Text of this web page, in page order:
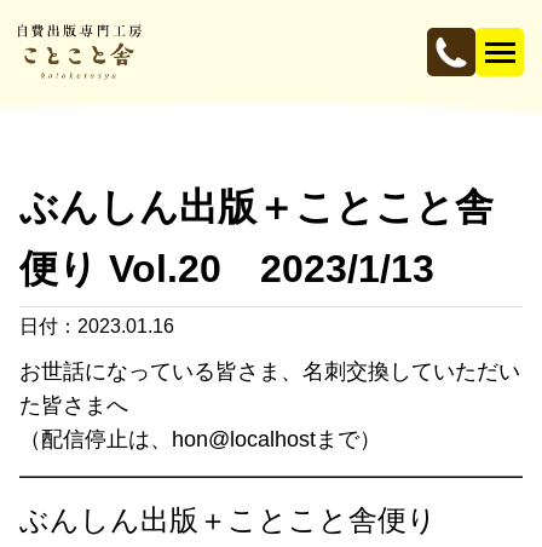
ぶんしん出版＋ことこと舎
便り Vol.20 2023/1/13
日付：2023.01.16
お世話になっている皆さま、名刺交換していただい
た皆さまへ
（配信停止は、hon@localhostまで）
ぶんしん出版＋ことこと舎便り